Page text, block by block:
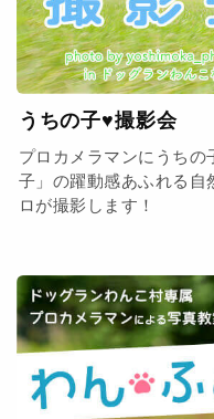
うちの子♥撮影会
プロカメラマンにうち
子」の躍動感あふれる
ロが撮影します！